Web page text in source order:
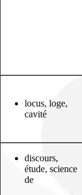
locus, loge,
cavité
discours,
étude, science
de